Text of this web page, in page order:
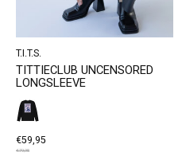
T.I.T.S.
TITTIECLUB UNCENSORED
LONGSLEEVE
€59,95
€79,95